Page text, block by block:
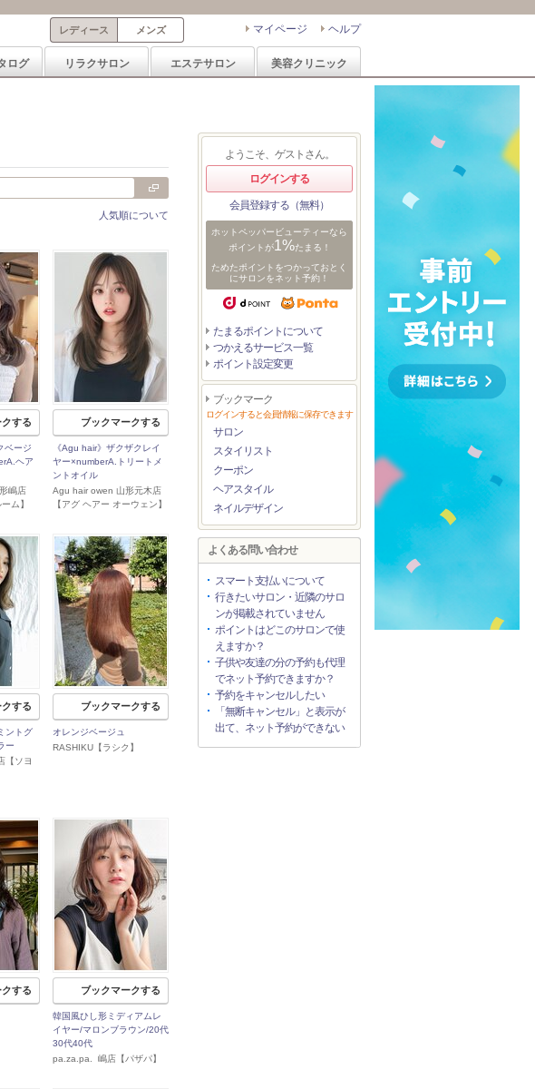
ヘルプ
マイページ
レディース メンズ
ログ リラクサロン エステサロン 美容クリニック
人気順について
する
ベージ
ヘア
嶋店
ム】
ブックマークする
《Agu hair》ザクザクレイ
ヤー×numberA.トリートメ
ントオイル
Agu hair owen 山形元木店
【アグ ヘアー オーウェン】
する
ントグ
ー
【ソヨ
ブックマークする
オレンジベージュ
RASHIKU【ラシク】
する ブックマークする
韓国風ひし形ミディアムレ
イヤー/マロンブラウン/20代
30代40代
pa.za.pa. 嶋店【パザパ】
ようこそ、ゲストさん。
ログインする
会員登録する（無料）
ホットペッパービューティーなら
ポイントが1%たまる！
ためたポイントをつかっておとく
にサロンをネット予約！
たまるポイントについて
つかえるサービス一覧
ポイント設定変更
ブックマーク
ログインすると会員情報に保存できます
サロン
スタイリスト
クーポン
ヘアスタイル
ネイルデザイン
よくある問い合わせ
スマート支払いについて
行きたいサロン・近隣のサロ
ンが掲載されていません
ポイントはどこのサロンで使
えますか？
子供や友達の分の予約も代理
でネット予約できますか？
予約をキャンセルしたい
「無断キャンセル」と表示が
出て、ネット予約ができない